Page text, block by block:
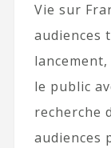
Vie sur
audiences
le public
recherche
audiences